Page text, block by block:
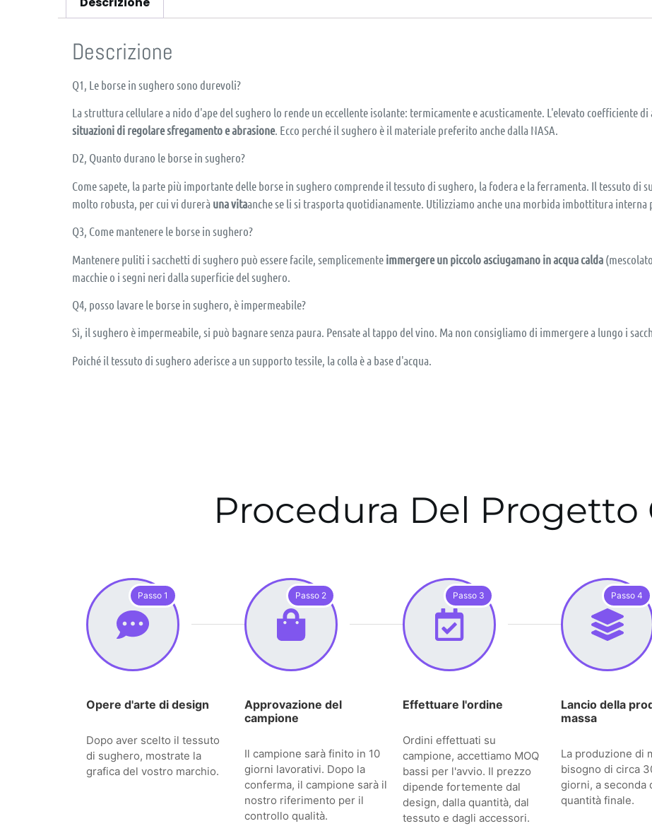
Descrizione
Q1, Le borse in sughero sono durevoli?
La struttura cellulare a nido d'ape del sughero lo rende un eccellente isolante: termicamente e acusticamente. L'elevato coefficiente
situazioni di regolare sfregamento e abrasione. Ecco perché il sughero è il materiale preferito anche dalla NASA.
D2, Quanto durano le borse in sughero?
Come sapete, la parte più importante delle borse in sughero comprende il tessuto di sughero, la fodera e la ferramenta. Il tessuto di
molto robusta, per cui vi durerà una vitaanche se li si trasporta quotidianamente. Utilizziamo anche una morbida imbottitura interna
Q3, Come mantenere le borse in sughero?
Mantenere puliti i sacchetti di sughero può essere facile, semplicemente immergere un piccolo asciugamano in acqua calda
macchie o i segni neri dalla superficie del sughero.
Q4, posso lavare le borse in sughero, è impermeabile?
Sì, il sughero è impermeabile, si può bagnare senza paura. Pensate al tappo del vino. Ma non consigliamo di immergere a lungo i
Poiché il tessuto di sughero aderisce a un supporto tessile, la colla è a base d'acqua.
Procedura Del Progetto
Passo 1
Opere d'arte di design
Dopo aver scelto il tessuto
di sughero, mostrate la
grafica del vostro marchio.
Passo 2
Approvazione del
campione
Il campione sarà finito in 10
giorni lavorativi. Dopo la
conferma, il campione sarà il
nostro riferimento per il
controllo qualità.
Passo 3
Effettuare l'ordine
Ordini effettuati su
campione, accettiamo MOQ
bassi per l'avvio. Il prezzo
dipende fortemente dal
design, dalla quantità, dal
tessuto e dagli accessori.
Passo 4
Lancio della
massa
La produzione di
bisogno di circa
giorni, a seconda
quantità finale.